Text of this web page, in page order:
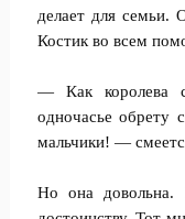
делает для
Костик во всем
— Как королева
одночасье обрету
мальчики! —
Но она довольна.